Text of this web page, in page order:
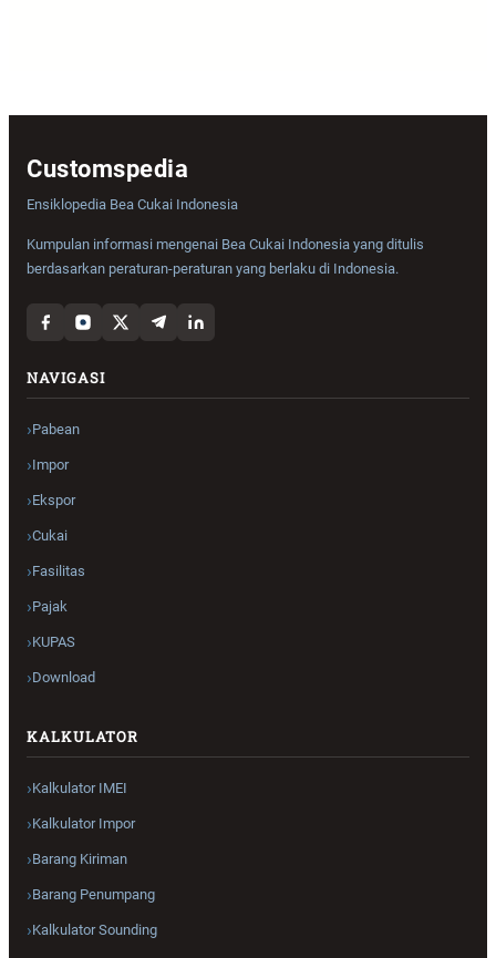
Customspedia
Ensiklopedia Bea Cukai Indonesia
Kumpulan informasi mengenai Bea Cukai Indonesia yang ditulis
berdasarkan peraturan-peraturan yang berlaku di Indonesia.
NAVIGASI
Pabean
Impor
Ekspor
Cukai
Fasilitas
Pajak
KUPAS
Download
KALKULATOR
Kalkulator IMEI
Kalkulator Impor
Barang Kiriman
Barang Penumpang
Kalkulator Sounding